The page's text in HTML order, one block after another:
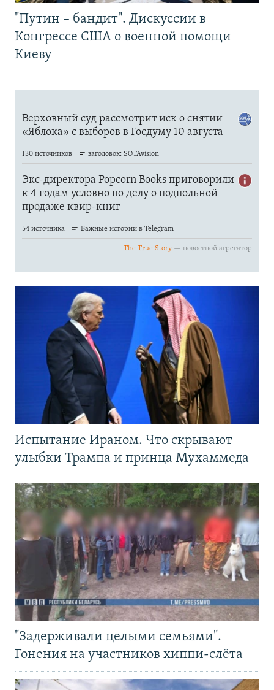
"Путин – бандит". Дискуссии в
Конгрессе США о военной помощи
Киеву
Испытание Ираном. Что скрывают
улыбки Трампа и принца Мухаммеда
"Задерживали целыми семьями".
Гонения на участников хиппи-слёта